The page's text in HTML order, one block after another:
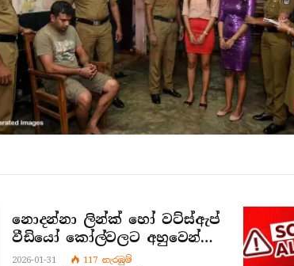
නොදන්නා ලින්ක් හෝ වට්ස්ඇප්
වීඩියෝ කෝල්වලට අහුවෙන්න
එපා
2026-01-31 117 නැරඹු​ම්